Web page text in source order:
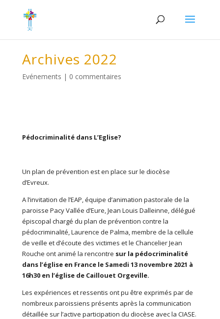
Archives 2022
Evénements | 0 commentaires
Pédocriminalité dans L’Eglise?
Un plan de prévention est en place sur le diocèse
d’Evreux.
A l’invitation de l’EAP, équipe d’animation pastorale de la
paroisse Pacy Vallée d’Eure, Jean Louis Dalleinne, délégué
épiscopal chargé du plan de prévention contre la
pédocriminalité, Laurence de Palma, membre de la cellule
de veille et d’écoute des victimes et le Chancelier Jean
Rouche ont animé la rencontre sur la pédocriminalité
dans l’église en France le Samedi 13 novembre 2021 à
16h30 en l’église de Caillouet Orgeville.
Les expériences et ressentis ont pu être exprimés par de
nombreux paroissiens présents après la communication
détaillée sur l’active participation du diocèse avec la CIASE.